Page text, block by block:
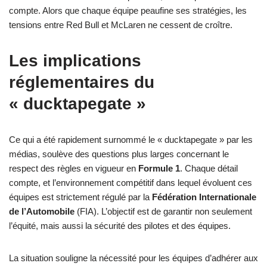
compte. Alors que chaque équipe peaufine ses stratégies, les
tensions entre Red Bull et McLaren ne cessent de croître.
Les implications
réglementaires du
« ducktapegate »
Ce qui a été rapidement surnommé le « ducktapegate » par les
médias, soulève des questions plus larges concernant le
respect des règles en vigueur en Formule 1. Chaque détail
compte, et l’environnement compétitif dans lequel évoluent ces
équipes est strictement régulé par la Fédération Internationale
de l’Automobile (FIA). L’objectif est de garantir non seulement
l’équité, mais aussi la sécurité des pilotes et des équipes.
La situation souligne la nécessité pour les équipes d’adhérer aux